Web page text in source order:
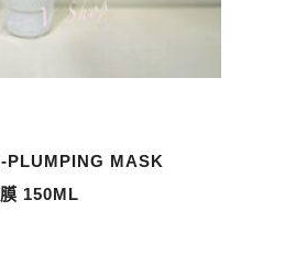
PLUMPING MASK
150ML